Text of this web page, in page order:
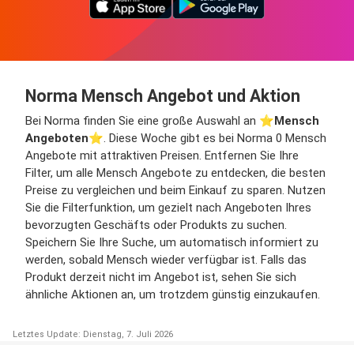
Norma Mensch Angebot und Aktion
Bei Norma finden Sie eine große Auswahl an ⭐️Mensch
Angeboten⭐️. Diese Woche gibt es bei Norma 0 Mensch
Angebote mit attraktiven Preisen. Entfernen Sie Ihre
Filter, um alle Mensch Angebote zu entdecken, die besten
Preise zu vergleichen und beim Einkauf zu sparen. Nutzen
Sie die Filterfunktion, um gezielt nach Angeboten Ihres
bevorzugten Geschäfts oder Produkts zu suchen.
Speichern Sie Ihre Suche, um automatisch informiert zu
werden, sobald Mensch wieder verfügbar ist. Falls das
Produkt derzeit nicht im Angebot ist, sehen Sie sich
ähnliche Aktionen an, um trotzdem günstig einzukaufen.
Letztes Update: Dienstag, 7. Juli 2026